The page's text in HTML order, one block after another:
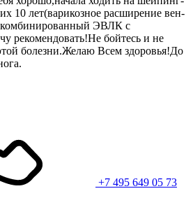
10 лет(варикозное расширение вен-
комбинированный ЭВЛК с
рекомендовать!Не бойтесь и не
болезни.Желаю Всем здоровья!До
+7 495 649 05 73